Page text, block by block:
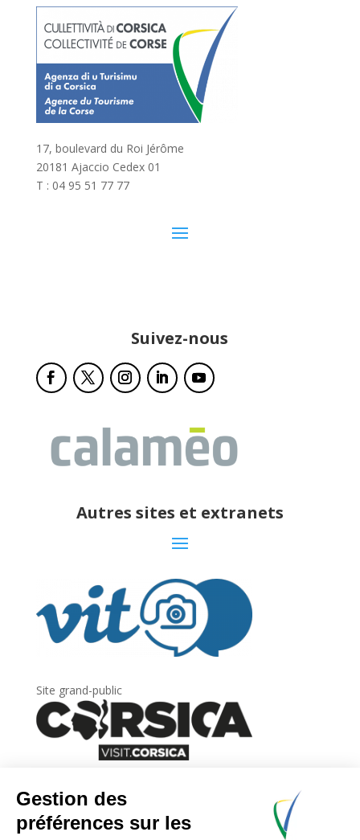
17, boulevard du Roi Jérôme
20181 Ajaccio Cedex 01
T : 04 95 51 77 77
Suivez-nous
Autres sites et extranets
Site grand-public
Newsletter
Inscrivez-vous àla lettre d’information